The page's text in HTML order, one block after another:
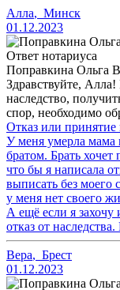
Алла, Минск
01.12.2023
Ответ нотариуса
Поправкина Ольга
Здравствуйте,
наследство,
спор, необходимо
Отказ или принятие
У меня умерла
братом. Брать хочет
что бы я написала
выписать без моего
у меня нет своего
А ещё если я
отказ от
Вера, Брест
01.12.2023